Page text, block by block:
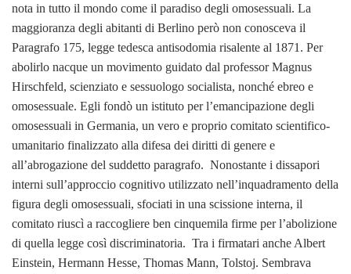
nota in tutto il mondo come il paradiso degli omosessuali. La
maggioranza degli abitanti di Berlino però non conosceva il
Paragrafo 175, legge tedesca antisodomia risalente al 1871. Per
abolirlo nacque un movimento guidato dal professor Magnus
Hirschfeld, scienziato e sessuologo socialista, nonché ebreo e
omosessuale. Egli fondò un istituto per l’emancipazione degli
omosessuali in Germania, un vero e proprio comitato scientifico-
umanitario finalizzato alla difesa dei diritti di genere e
all’abrogazione del suddetto paragrafo. Nonostante i dissapori
interni sull’approccio cognitivo utilizzato nell’inquadramento della
figura degli omosessuali, sfociati in una scissione interna, il
comitato riuscì a raccogliere ben cinquemila firme per l’abolizione
di quella legge così discriminatoria. Tra i firmatari anche Albert
Einstein, Hermann Hesse, Thomas Mann, Tolstoj. Sembrava